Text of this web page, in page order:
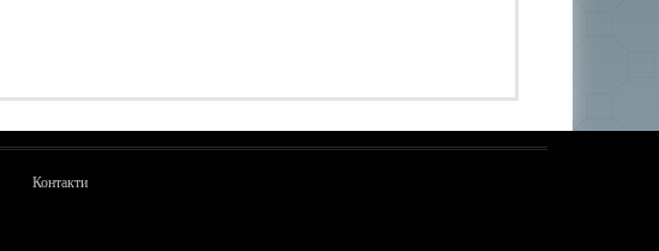
Контакти